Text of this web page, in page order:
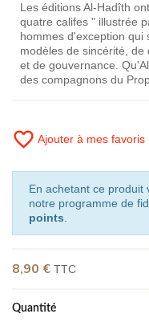
Les éditions Al-Hadîth
quatre califes " illustrée
hommes d'exception qui
modèles de sincérité,
et de gouvernance.
des compagnons du
favorite_border Ajouter à mes favoris
En achetant ce produit
notre programme de
points
8,90 € TTC
Quantité